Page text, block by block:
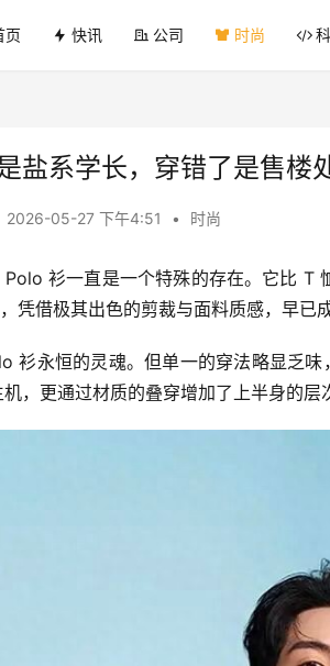
页 快讯 公司 时尚
盐系学长，穿错了是售楼
2026-05-27 下午4:51 • 时尚
Polo 衫一直是一个特殊的存在。它比 T
凭借极其出色的剪裁与面料质感，早已
衫永恒的灵魂。但单一的穿法略显乏
，更通过材质的叠穿增加了上半身的层